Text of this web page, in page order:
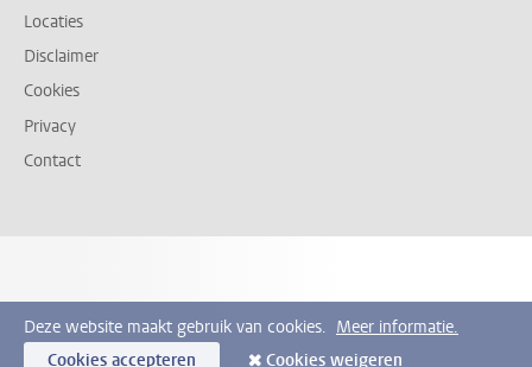
Locaties
Disclaimer
Cookies
Privacy
Contact
Deze website maakt gebruik van cookies. Meer informatie.
Cookies accepteren
Cookies weigeren